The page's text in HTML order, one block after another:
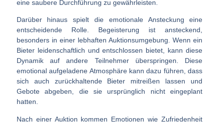
eine saubere Durchführung zu gewährleisten.
Darüber hinaus spielt die emotionale Ansteckung eine
entscheidende Rolle. Begeisterung ist ansteckend,
besonders in einer lebhaften Auktionsumgebung. Wenn ein
Bieter leidenschaftlich und entschlossen bietet, kann diese
Dynamik auf andere Teilnehmer überspringen. Diese
emotional aufgeladene Atmosphäre kann dazu führen, dass
sich auch zurückhaltende Bieter mitreißen lassen und
Gebote abgeben, die sie ursprünglich nicht eingeplant
hatten.
Nach einer Auktion kommen Emotionen wie Zufriedenheit